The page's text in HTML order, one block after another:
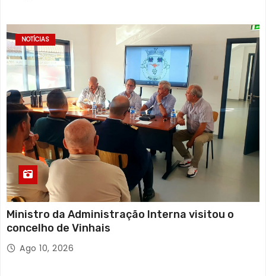
NOTÍCIAS
Ministro da Administração Interna visitou o
concelho de Vinhais
Ago 10, 2026